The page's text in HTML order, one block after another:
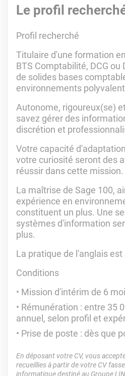
Le profil
Profil recherché
Titulaire d'une formation
BTS Comptabilité, DCG ou
de solides bases
environnements
Autonome, rigoureux(se)
savez gérer des
discrétion et
Votre capacité
votre curiosité seront des
réussir dans cette mission.
La maîtrise de Sage 100,
expérience en
constituent un plus. Une
systèmes d'information
plus.
La pratique de l'anglais est
Conditions
Mission d'intérim de 6
Rémunération : entre 35
annuel, selon profil et
Prise de poste : dès que
En déposant votre CV, vous
recueillies à partir de votre CV
informatique destiné au Groupe